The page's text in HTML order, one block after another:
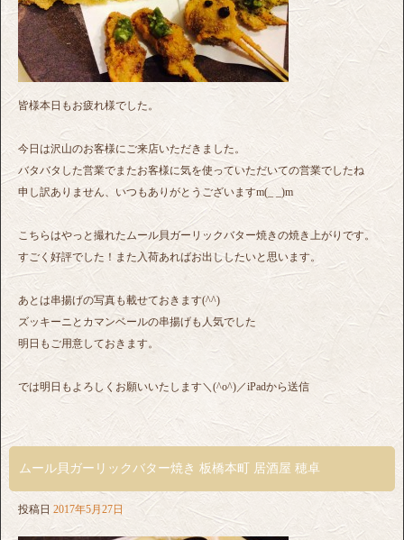
皆様本日もお疲れ様でした。
今日は沢山のお客様にご来店いただきました。
バタバタした営業でまたお客様に気を使っていただいての営業でしたね
申し訳ありません、いつもありがとうございますm(_ _)m
こちらはやっと撮れたムール貝ガーリックバター焼きの焼き上がりです。
すごく好評でした！また入荷あればお出ししたいと思います。
あとは串揚げの写真も載せておきます(^^)
ズッキーニとカマンベールの串揚げも人気でした
明日もご用意しておきます。
では明日もよろしくお願いいたします＼(^o^)／iPadから送信
ムール貝ガーリックバター焼き 板橋本町 居酒屋 穂卓
投稿日 2017年5月27日